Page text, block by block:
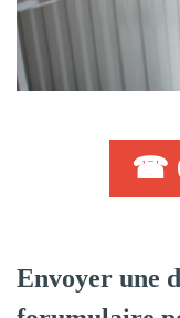
☎
Envoyer une